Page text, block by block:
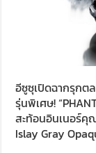
อีซูซุเปิดฉากรุกต
รุ่นพิเศษ!
สะท้อนอินเนอร์คุ
Islay Gray